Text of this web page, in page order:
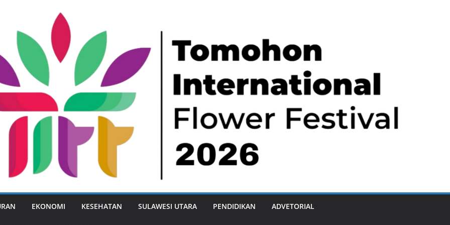
EKONOMI KESEHATAN SULAWESI UTARA PENDIDIKAN ADVETORIAL